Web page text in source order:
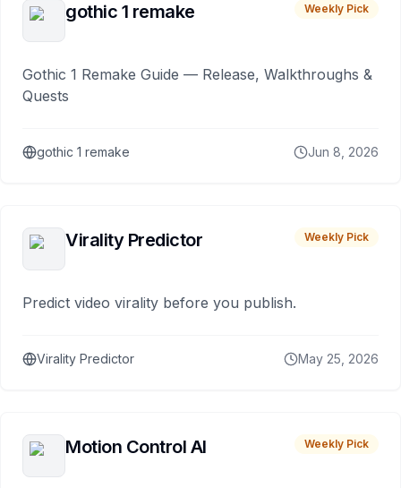
gothic 1 remake Weekly Pick
Gothic 1 Remake Guide — Release, Walkthroughs &
Quests
gothic 1 remake Jun 8, 2026
Virality Predictor Weekly Pick
Predict video virality before you publish.
Virality Predictor May 25, 2026
Motion Control AI Weekly Pick